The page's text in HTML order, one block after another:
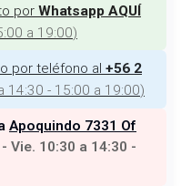
por Whatsapp AQUÍ
a 19:00)
por teléfono al +56 2
14:30 - 15:00 a 19:00)
Apoquindo 7331 Of
Vie. 10:30 a 14:30 -